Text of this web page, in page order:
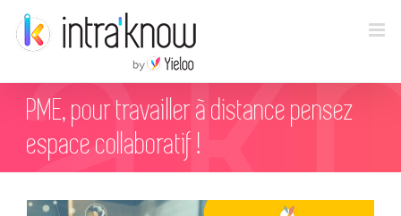
contenu
PME, pour travailler à distance pensez
espace collaboratif !
Voir